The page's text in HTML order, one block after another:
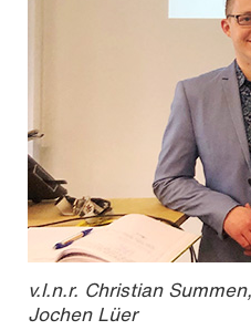
v.l.n.r. Christian
Jochen Lüer